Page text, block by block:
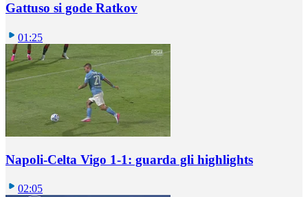
Gattuso si gode Ratkov
01:25
Napoli-Celta Vigo 1-1: guarda gli highlights
02:05